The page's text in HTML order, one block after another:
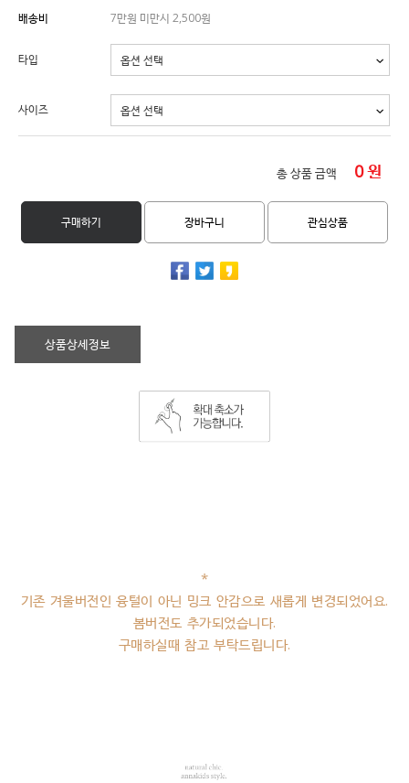
배송비
7만원 미만시 2,500원
타입
사이즈
총 상품 금액 0원
구매하기 장바구니 관심상품
상품상세정보
*
기존 겨울버전인 융털이 아닌 밍크 안감으로 새롭게 변경되었어요.
봄버전도 추가되었습니다.
구매하실때 참고 부탁드립니다.